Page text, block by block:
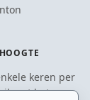
keren per
met het